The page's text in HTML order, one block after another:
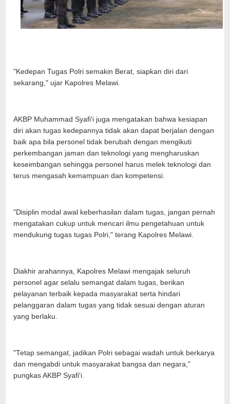
"Kedepan Tugas Polri semakin Berat, siapkan diri dari
sekarang," ujar Kapolres Melawi.
AKBP Muhammad Syafi'i juga mengatakan bahwa kesiapan
diri akan tugas kedepannya tidak akan dapat berjalan dengan
baik apa bila personel tidak berubah dengan mengikuti
perkembangan jaman dan teknologi yang mengharuskan
keseimbangan sehingga personel harus melek teknologi dan
terus mengasah kemampuan dan kompetensi.
"Disiplin modal awal keberhasilan dalam tugas, jangan pernah
mengatakan cukup untuk mencari ilmu pengetahuan untuk
mendukung tugas tugas Polri," terang Kapolres Melawi.
Diakhir arahannya, Kapolres Melawi mengajak seluruh
personel agar selalu semangat dalam tugas, berikan
pelayanan terbaik kepada masyarakat serta hindari
pelanggaran dalam tugas yang tidak sesuai dengan aturan
yang berlaku.
"Tetap semangat, jadikan Polri sebagai wadah untuk berkarya
dan mengabdi untuk masyarakat bangsa dan negara,"
pungkas AKBP Syafi'i.